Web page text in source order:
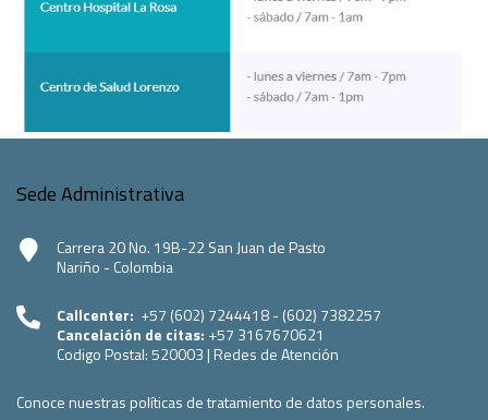
Sede Administrativa
Carrera 20 No. 19B-22 San Juan de Pasto
Nariño - Colombia
Callcenter: +57 (602) 7244418 - (602) 7382257
Cancelación de citas: +57 3167670621
Codigo Postal:520003 | Redes de Atención
Conoce nuestras políticas de tratamiento de datos personales.